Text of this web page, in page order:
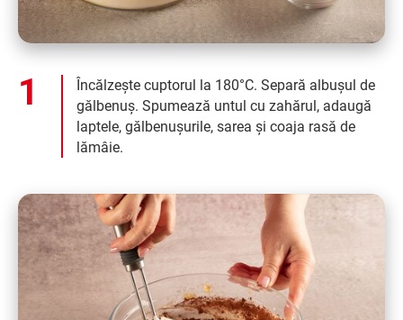
Încălzește cuptorul la 180°C. Separă albușul de
gălbenuș. Spumează untul cu zahărul, adaugă
laptele, gălbenușurile, sarea și coaja rasă de
lămâie.